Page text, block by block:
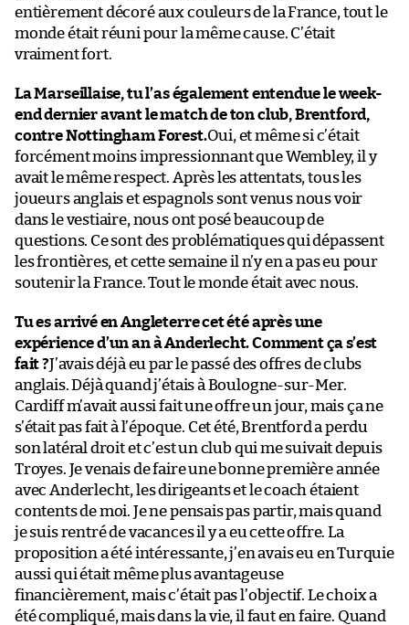
entièrement décoré aux couleurs de la France, tout le
monde était réuni pour la même cause. C’était
vraiment fort.
La Marseillaise, tu l’as également entendue le week-
end dernier avant le match de ton club, Brentford,
contre Nottingham Forest.Oui, et même si c’était
forcément moins impressionnant que Wembley, il y
avait le même respect. Après les attentats, tous les
joueurs anglais et espagnols sont venus nous voir
dans le vestiaire, nous ont posé beaucoup de
questions. Ce sont des problématiques qui dépassent
les frontières, et cette semaine il n’y en a pas eu pour
soutenir la France. Tout le monde était avec nous.
Tu es arrivé en Angleterre cet été après une
expérience d’un an à Anderlecht. Comment ça s’est
fait ?J’avais déjà eu par le passé des offres de clubs
anglais. Déjà quand j’étais à Boulogne-sur-Mer.
Cardiff m’avait aussi fait une offre un jour, mais ça ne
s’était pas fait à l’époque. Cet été, Brentford a perdu
son latéral droit et c’est un club qui me suivait depuis
Troyes. Je venais de faire une bonne première année
avec Anderlecht, les dirigeants et le coach étaient
contents de moi. Je ne pensais pas partir, mais quand
je suis rentré de vacances il y a eu cette offre. La
proposition a été intéressante, j’en avais eu en Turquie
aussi qui était même plus avantageuse
financièrement, mais c’était pas l’objectif. Le choix a
été compliqué, mais dans la vie, il faut en faire. Quand